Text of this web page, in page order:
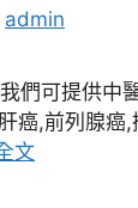
admin
們可提供中
癌,前列腺癌
文